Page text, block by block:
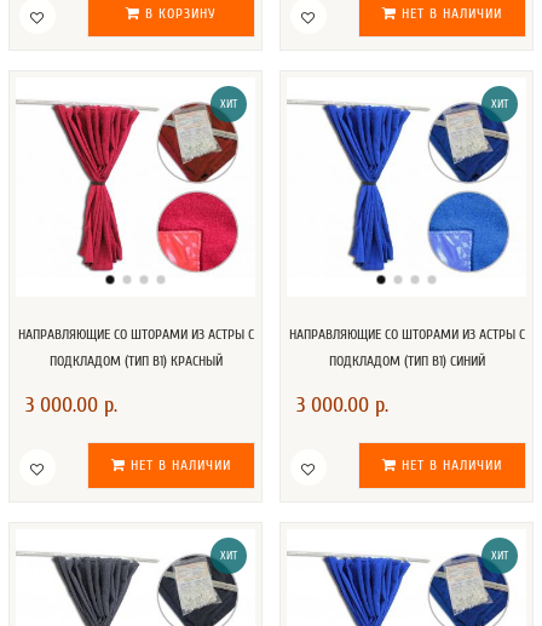
В КОРЗИНУ НЕТ В НАЛИЧИИ
ХИТ
НАПРАВЛЯЮЩИЕ СО ШТОРАМИ ИЗ АСТРЫ С
ПОДКЛАДОМ (ТИП В1) КРАСНЫЙ
3 000.00 р.
НЕТ В НАЛИЧИИ
ХИТ
НАПРАВЛЯЮЩИЕ СО ШТОРАМИ ИЗ АСТРЫ С
ПОДКЛАДОМ (ТИП В1) СИНИЙ
3 000.00 р.
НЕТ В НАЛИЧИИ
ХИТ ХИТ